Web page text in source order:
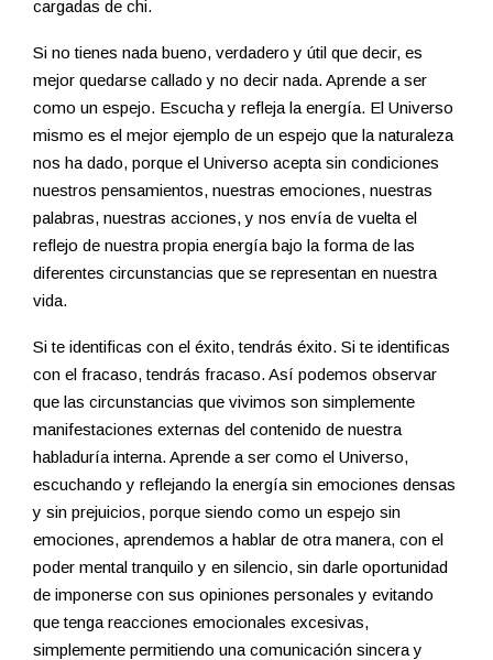
cargadas de chi.
Si no tienes nada bueno, verdadero y útil que decir, es
mejor quedarse callado y no decir nada. Aprende a ser
como un espejo. Escucha y refleja la energía. El Universo
mismo es el mejor ejemplo de un espejo que la naturaleza
nos ha dado, porque el Universo acepta sin condiciones
nuestros pensamientos, nuestras emociones, nuestras
palabras, nuestras acciones, y nos envía de vuelta el
reflejo de nuestra propia energía bajo la forma de las
diferentes circunstancias que se representan en nuestra
vida.
Si te identificas con el éxito, tendrás éxito. Si te identificas
con el fracaso, tendrás fracaso. Así podemos observar
que las circunstancias que vivimos son simplemente
manifestaciones externas del contenido de nuestra
habladuría interna. Aprende a ser como el Universo,
escuchando y reflejando la energía sin emociones densas
y sin prejuicios, porque siendo como un espejo sin
emociones, aprendemos a hablar de otra manera, con el
poder mental tranquilo y en silencio, sin darle oportunidad
de imponerse con sus opiniones personales y evitando
que tenga reacciones emocionales excesivas,
simplemente permitiendo una comunicación sincera y